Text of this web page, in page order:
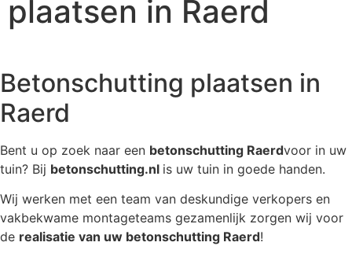
plaatsen in Raerd
Betonschutting plaatsen in
Raerd
Bent u op zoek naar een betonschutting Raerdvoor in uw
tuin? Bij betonschutting.nl is uw tuin in goede handen.
Wij werken met een team van deskundige verkopers en
vakbekwame montageteams gezamenlijk zorgen wij voor
de realisatie van uw betonschutting Raerd!